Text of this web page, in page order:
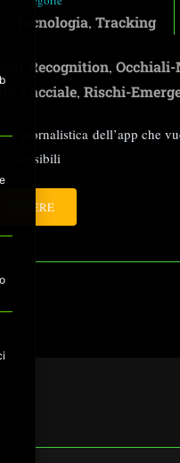
Tecnologia, Tracking
Recognition, Occhiali-
Facciale, Rischi-
e giornalistica dell’app che
accessibili
LEGGERE